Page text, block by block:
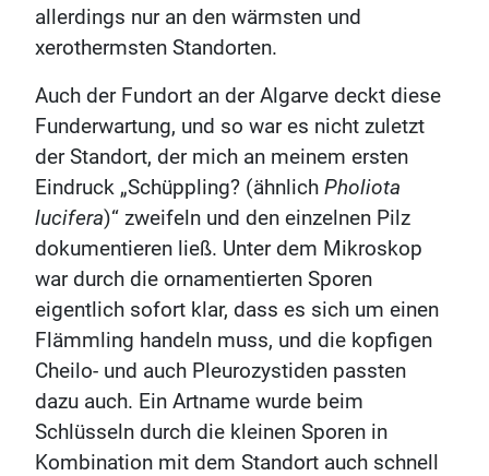
allerdings nur an den wärmsten und
xerothermsten Standorten.
Auch der Fundort an der Algarve deckt diese
Funderwartung, und so war es nicht zuletzt
der Standort, der mich an meinem ersten
Eindruck „Schüppling? (ähnlich Pholiota
lucifera)“ zweifeln und den einzelnen Pilz
dokumentieren ließ. Unter dem Mikroskop
war durch die ornamentierten Sporen
eigentlich sofort klar, dass es sich um einen
Flämmling handeln muss, und die kopfigen
Cheilo- und auch Pleurozystiden passten
dazu auch. Ein Artname wurde beim
Schlüsseln durch die kleinen Sporen in
Kombination mit dem Standort auch schnell